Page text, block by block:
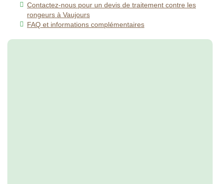
Contactez-nous pour un devis de traitement contre les
rongeurs à Vaujours
FAQ et informations complémentaires